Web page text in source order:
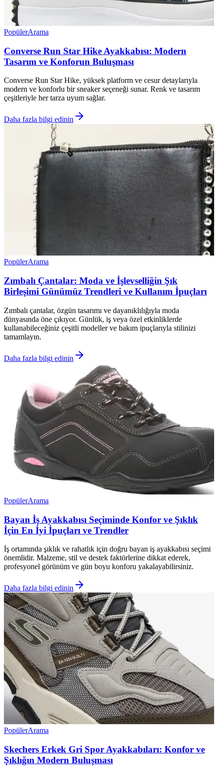
PopülerArama
Converse Run Star Hike Ayakkabısı: Modern
Tasarım ve Konforun Buluşması
Converse Run Star Hike, yüksek platform ve cesur detaylarıyla
modern ve konforlu bir sneaker seçeneği sunar. Renk ve tasarım
çeşitleriyle her tarza uyum sağlar.
Daha fazla bilgi edinin
PopülerArama
Zımbalı Çantalar: Moda ve İşlevselliğin Şık
Birleşimi Günümüz Trendleri ve Kullanım İpuçları
Zımbalı çantalar, özgün tasarımı ve dayanıklılığıyla moda
dünyasında öne çıkıyor. Günlük, iş veya özel etkinliklerde
kullanabileceğiniz çeşitli modeller ve bakım ipuçlarıyla stilinizi
tamamlayın.
Daha fazla bilgi edinin
PopülerArama
Bayan İş Ayakkabısı Seçiminde Konfor ve Şıklık
İçin En İyi İpuçları ve Trendler
İş ortamında şıklık ve rahatlık için doğru bayan iş ayakkabısı seçimi
önemlidir. Malzeme, stil ve destek faktörlerine dikkat ederek,
profesyonel görünüm ve gün boyu konforu yakalayabilirsiniz.
Daha fazla bilgi edinin
PopülerArama
Skechers Erkek Gri Spor Ayakkabıları: Konfor ve
Şıklığın Modern Buluşması